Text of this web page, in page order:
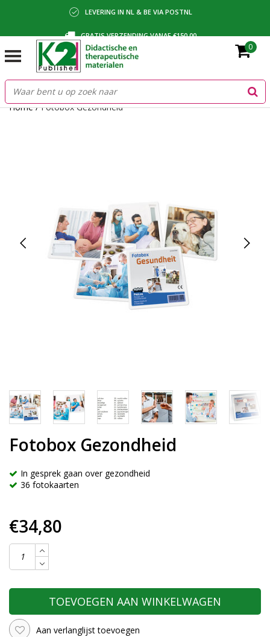
LEVERING IN NL & BE VIA POSTNL
GRATIS VERZENDING VANAF €150,00
BETALING VIA IDEAL, BANCONTACT OF FACTUUR
0
Home/Fotobox Gezondheid
Fotobox Gezondheid
In gesprek gaan over gezondheid
36 fotokaarten
€34,80
TOEVOEGEN AAN WINKELWAGEN
Aan verlanglijst toevoegen